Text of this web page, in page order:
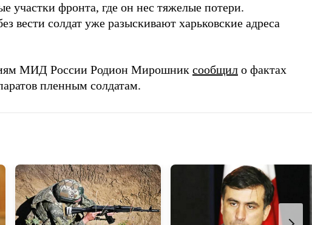
участки фронта, где он нес тяжелые потери.
вести солдат уже разыскивают харьковские адреса
МИД России Родион Мирошник сообщил о фактах
пленным солдатам.